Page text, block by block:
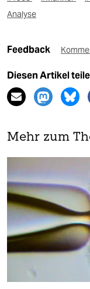
Analyse
Feedback
Diesen Artikel
Mehr zum